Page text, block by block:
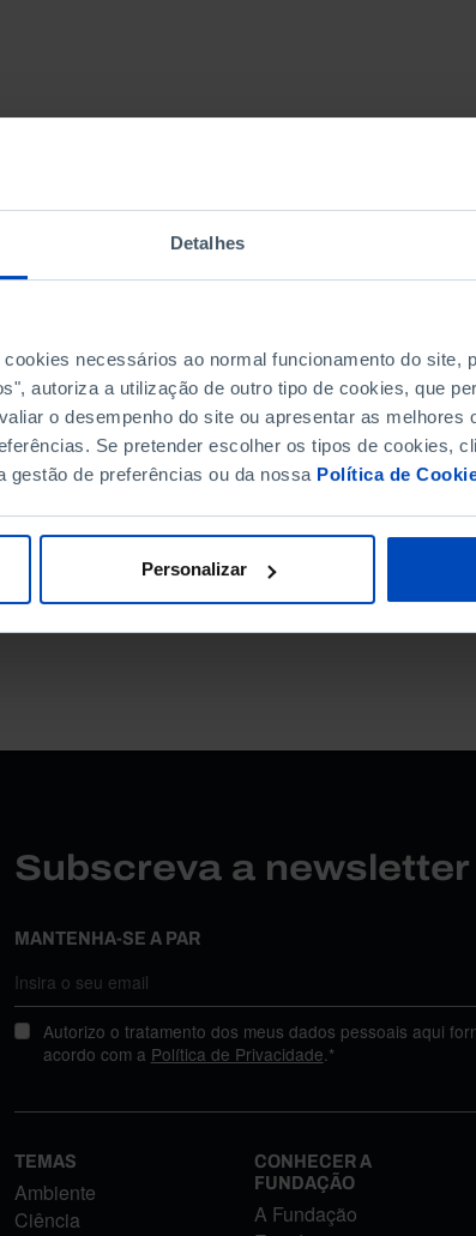
Detalhes
necessários ao normal funcionamento do site,
autoriza a utilização de outro tipo de cookies, que
o desempenho do site ou apresentar as melhores
Se pretender escolher os tipos de cookies,
gestão de preferências ou da nossa Política de
Personalizar
DATA DE FIM
Subscreva a
MANTENHA-SE A PAR
Autorizo o tratamento dos meus dados pessoais aqui
acordo com a Política de Privacidade.*
TEMAS
Ambiente
Ciência
CONHECER A
FUNDAÇÃO
A Fundação